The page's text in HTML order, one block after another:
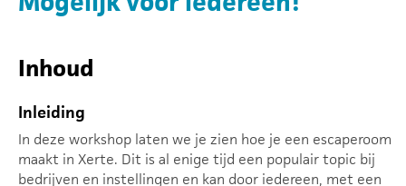
Inhoud
Inleiding
In deze workshop laten we je zien hoe je een escaperoom
maakt in Xerte. Dit is al enige tijd een populair topic bij
bedrijven en instellingen en kan door iedereen, met een